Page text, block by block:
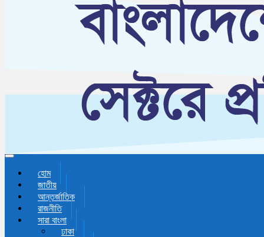
Toggle navigation
হোম
জাতীয়
আন্তর্জাতিক
রাজনীতি
সারা বাংলা
ঢাকা